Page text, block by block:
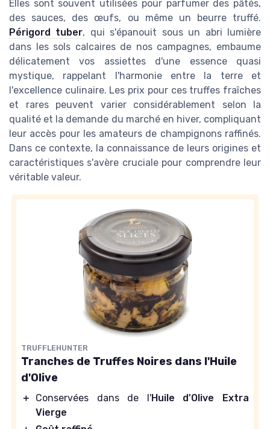
Elles sont souvent utilisées pour parfumer des pâtés,
des sauces, des œufs, ou même un beurre truffé.
Périgord tuber, qui s'épanouit sous un abri lumière
dans les sols calcaires de nos campagnes, embaume
délicatement vos assiettes d'une essence quasi
mystique, rappelant l'harmonie entre la terre et
l'excellence culinaire. Les prix pour ces truffes fraîches
et rares peuvent varier considérablement selon la
qualité et la demande du marché en hiver, compliquant
leur accès pour les amateurs de champignons raffinés.
Dans ce contexte, la connaissance de leurs origines et
caractéristiques s'avère cruciale pour comprendre leur
véritable valeur.
TRUFFLEHUNTER
Tranches de Truffes Noires dans l'Huile
d'Olive
＋ Conservées dans de l'Huile d'Olive Extra
Vierge